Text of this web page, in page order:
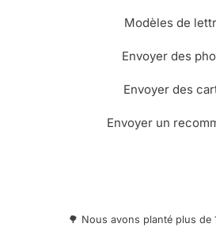
Modèles de
Envoyer des
Envoyer des
Envoyer un
🌳 Nous avons planté plus de